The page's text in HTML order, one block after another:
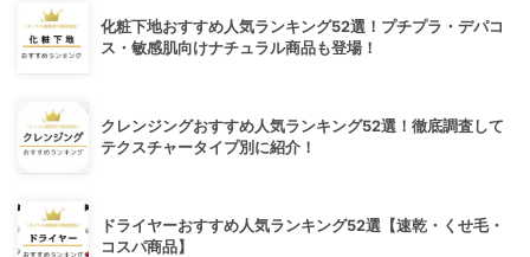
化粧下地おすすめ人気ランキング52選！プチプラ・デパコ
ス・敏感肌向けナチュラル商品も登場！
クレンジングおすすめ人気ランキング52選！徹底調査して
テクスチャータイプ別に紹介！
ドライヤーおすすめ人気ランキング52選【速乾・くせ毛・
コスパ商品】